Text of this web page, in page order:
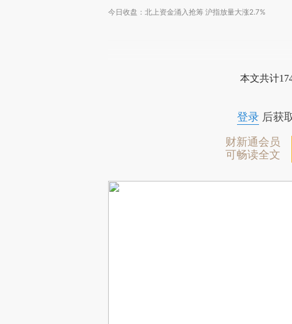
今日收盘：北上资金涌入抢筹 沪指放量大涨2.7%
本文共计
登录后获
财新通会员
可畅读全文